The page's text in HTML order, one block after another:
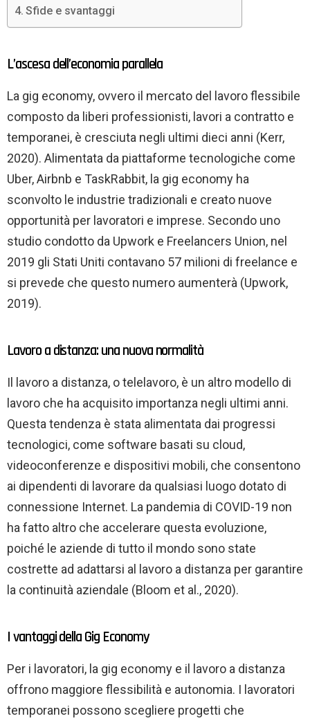
Sfide e svantaggi
L’ascesa dell’economia parallela
La gig economy, ovvero il mercato del lavoro flessibile
composto da liberi professionisti, lavori a contratto e
temporanei, è cresciuta negli ultimi dieci anni (Kerr,
2020). Alimentata da piattaforme tecnologiche come
Uber, Airbnb e TaskRabbit, la gig economy ha
sconvolto le industrie tradizionali e creato nuove
opportunità per lavoratori e imprese. Secondo uno
studio condotto da Upwork e Freelancers Union, nel
2019 gli Stati Uniti contavano 57 milioni di freelance e
si prevede che questo numero aumenterà (Upwork,
2019).
Lavoro a distanza: una nuova normalità
Il lavoro a distanza, o telelavoro, è un altro modello di
lavoro che ha acquisito importanza negli ultimi anni.
Questa tendenza è stata alimentata dai progressi
tecnologici, come software basati su cloud,
videoconferenze e dispositivi mobili, che consentono
ai dipendenti di lavorare da qualsiasi luogo dotato di
connessione Internet. La pandemia di COVID-19 non
ha fatto altro che accelerare questa evoluzione,
poiché le aziende di tutto il mondo sono state
costrette ad adattarsi al lavoro a distanza per garantire
la continuità aziendale (Bloom et al., 2020).
I vantaggi della Gig Economy
Per i lavoratori, la gig economy e il lavoro a distanza
offrono maggiore flessibilità e autonomia. I lavoratori
temporanei possono scegliere progetti che